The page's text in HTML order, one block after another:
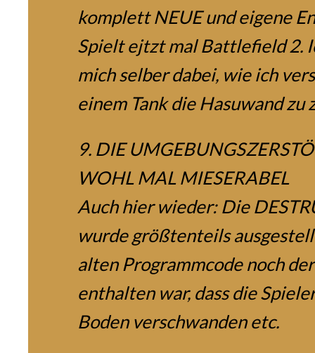
komplett NEUE und eigene
Spielt ejtzt mal Battlefield 2.
mich selber dabei, wie ich
einem Tank die Hasuwand zu
9. DIE
WOHL MAL MIESERABEL
Auch hier wieder: Die
wurde größtenteils
alten Programmcode noch
enthalten war, dass die
Boden verschwanden etc.